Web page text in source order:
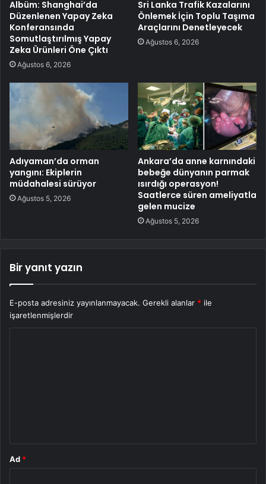
Albüm: Shanghai’da
Düzenlenen Yapay Zeka
Konferansında
Somutlaştırılmış Yapay
Zeka Ürünleri Öne Çıktı
Ağustos 6, 2026
Sri Lanka Trafik Kazalarını
Önlemek İçin Toplu Taşıma
Araçlarını Denetleyecek
Ağustos 6, 2026
Adıyaman’da orman
yangını: Ekiplerin
müdahalesi sürüyor
Ağustos 5, 2026
Ankara’da anne karnındaki
bebeğe dünyanın parmak
ısırdığı operasyon!
Saatlerce süren ameliyatla
gelen mucize
Ağustos 5, 2026
Bir yanıt yazın
E-posta adresiniz yayınlanmayacak. Gerekli alanlar * ile
işaretlenmişlerdir
Ad *